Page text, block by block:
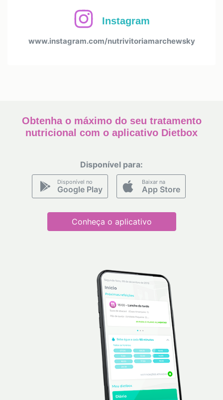
Instagram
www.instagram.com/nutrivitoriamarchewsky
Obtenha o máximo do seu tratamento
nutricional com o aplicativo Dietbox
Disponível para:
Disponível no
Google Play
Baixar na
App Store
Conheça o aplicativo